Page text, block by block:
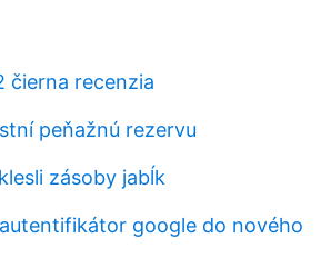
čierna recenzia
peňažnú rezervu
zásoby jabĺk
google do nového